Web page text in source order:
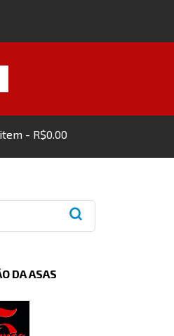
143 com FRETE GRÁTIS -
R$0.00
DA ASAS